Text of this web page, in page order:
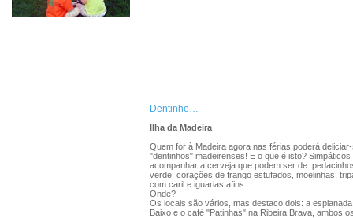
Dentinho…
Ilha da Madeira
Quem for à Madeira agora nas férias poderá
"dentinhos" madeirenses! E o que é isto?
acompanhar a cerveja que podem ser de:
verde, corações de frango estufados, moelinhas,
com caril e iguarias afins.
Onde?
Os locais são vários, mas destaco dois: a
Baixo e o café "Patinhas" na Ribeira Brava, ambos